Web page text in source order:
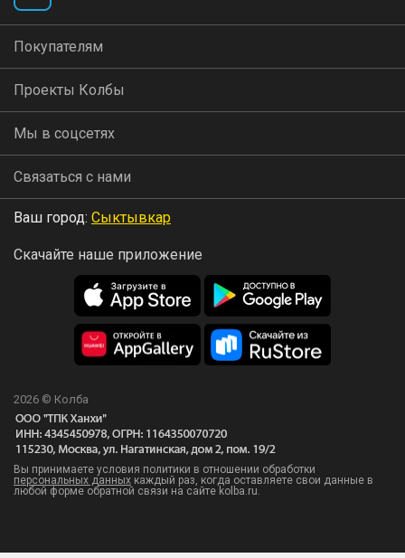
Покупателям
Проекты Колбы
Мы в соцсетях
Связаться с нами
Ваш город: Сыктывкар
Скачайте наше приложение
2026 © Колба
Вы принимаете условия политики в отношении обработки
персональных данных каждый раз, когда оставляете свои данные в
любой форме обратной связи на сайте kolba.ru.